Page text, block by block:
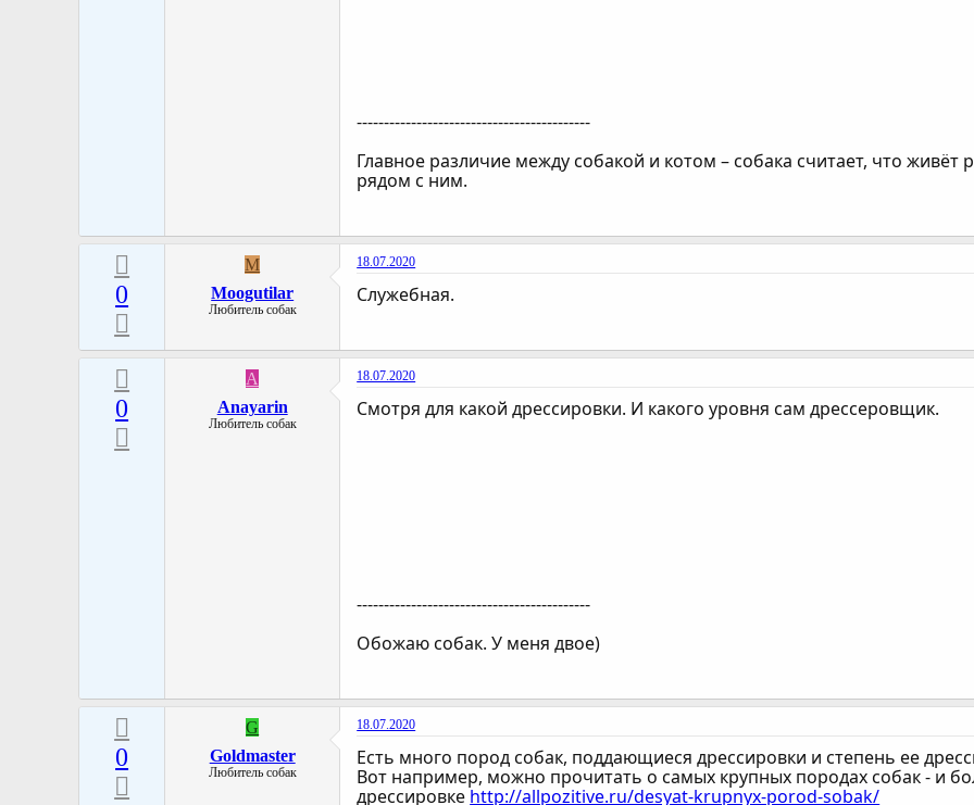
-------------------------------------------
Главное различие между собакой и котом – собака считает, что живёт
рядом с ним.
0
M
Moogutilar
Любитель собак
18.07.2020
Служебная.
0
A
Anayarin
Любитель собак
18.07.2020
Смотря для какой дрессировки. И какого уровня сам дрессеровщик.
-------------------------------------------
Обожаю собак. У меня двое)
0
G
Goldmaster
Любитель собак
18.07.2020
Есть много пород собак, поддающиеся дрессировки и степень ее
Вот например, можно прочитать о самых крупных породах собак - и
дрессировке http://allpozitive.ru/desyat-krupnyx-porod-sobak/